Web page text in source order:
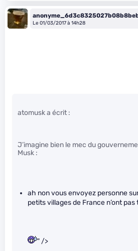
Le 01/03/2017 à 14h28
atomusk a écrit :
J’imagine bien le mec du
Musk :
ah non vous envoyez personne
petits villages de France n’ont pas
" />